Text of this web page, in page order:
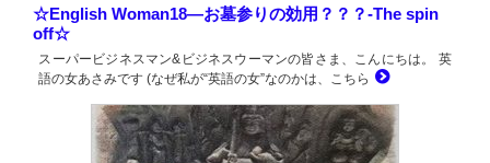
☆English Woman18―お墓参りの効用？？？-The spin
off☆
スーパービジネスマン&ビジネスウーマンの皆さま、こんにちは。 英
語の女あさみです (なぜ私が“英語の女”なのかは、こちら